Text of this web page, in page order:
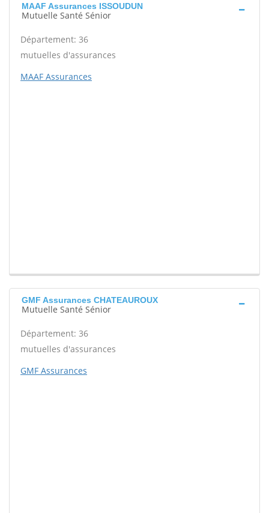
MAAF Assurances ISSOUDUN
Mutuelle Santé Sénior
Département: 36
mutuelles d'assurances
MAAF Assurances
GMF Assurances CHATEAUROUX
Mutuelle Santé Sénior
Département: 36
mutuelles d'assurances
GMF Assurances